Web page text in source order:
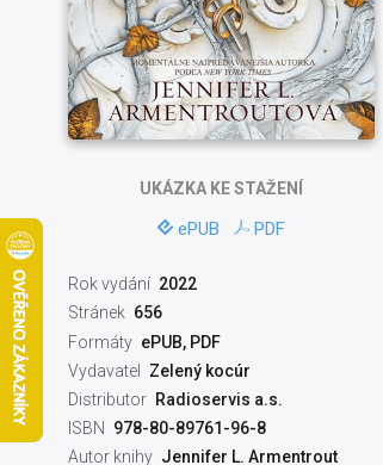
UKÁZKAKE STAŽENÍ
ePUB PDF
Rok vydání 2022
Stránek 656
Formáty ePUB, PDF
Vydavatel
Zelený kocúr
Distributor Radioservis a.s.
ISBN
978-80-89761-96-8
Autor knihy Jennifer L. Armentrout